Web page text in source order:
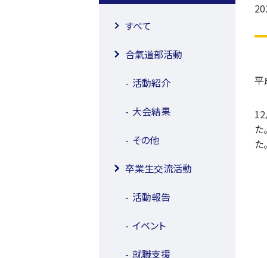
平
12
た
た
すべて
合氣道部活動
活動紹介
大会結果
その他
卒業生交流活動
活動報告
イベント
就職支援